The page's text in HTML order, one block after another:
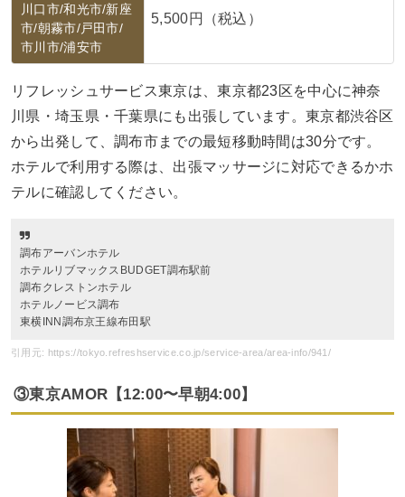
川口市/和光市/新座
市/朝霧市/戸田市/
市川市/浦安市
5,500円（税込）
リフレッシュサービス東京は、東京都23区を中心に神奈
川県・埼玉県・千葉県にも出張しています。東京都渋谷区
から出発して、調布市までの最短移動時間は30分です。
ホテルで利用する際は、出張マッサージに対応できるかホ
テルに確認してください。
調布アーバンホテル
ホテルリブマックスBUDGET調布駅前
調布クレストンホテル
ホテルノービス調布
東横INN調布京王線布田駅
引用元: https://tokyo.refreshservice.co.jp/service-area/area-info/941/
③東京AMOR【12:00〜早朝4:00】